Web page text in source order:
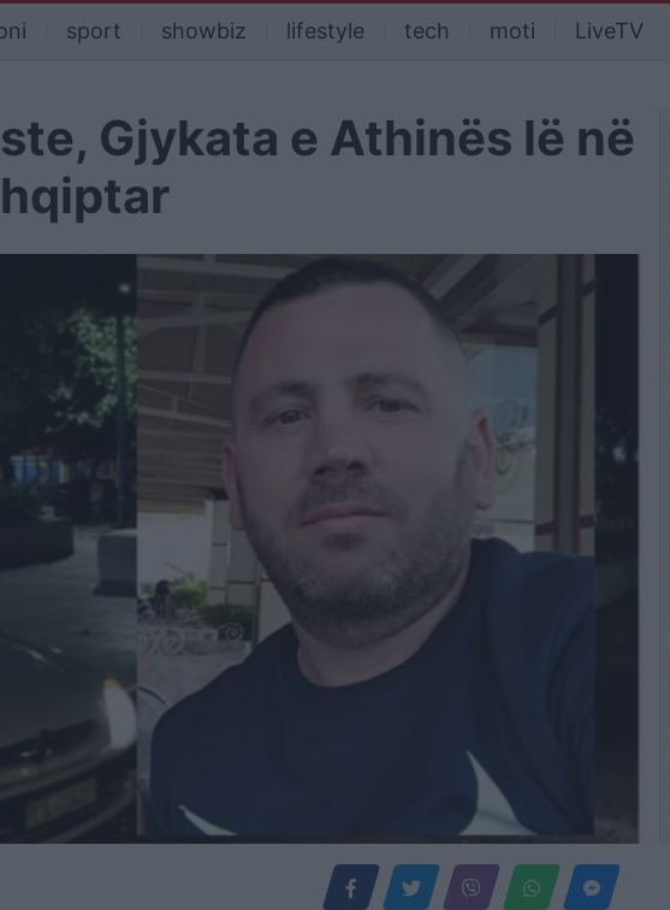
sport showbiz lifestyle tech moti LiveTV
Gjykata e Athinës lë në